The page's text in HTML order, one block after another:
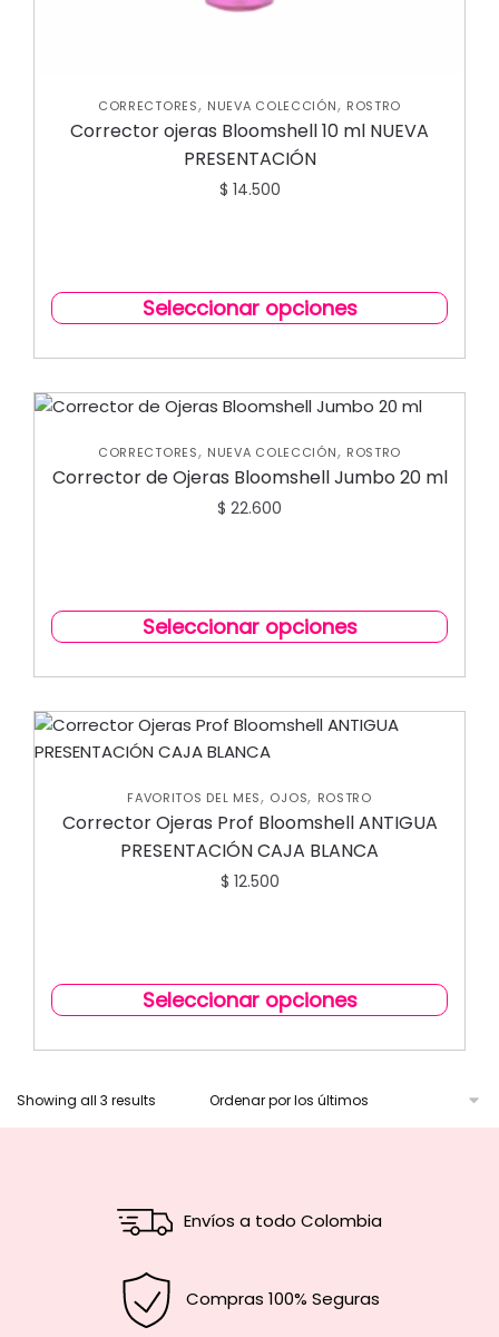
CORRECTORES, NUEVA COLECCIÓN, ROSTRO
Corrector ojeras Bloomshell 10 ml NUEVA
PRESENTACIÓN
$ 14.500
Seleccionar opciones
CORRECTORES, NUEVA COLECCIÓN, ROSTRO
Corrector de Ojeras Bloomshell Jumbo 20 ml
$ 22.600
Seleccionar opciones
FAVORITOS DEL MES, OJOS, ROSTRO
Corrector Ojeras Prof Bloomshell ANTIGUA
PRESENTACIÓN CAJA BLANCA
$ 12.500
Seleccionar opciones
Showing all 3 results
Envíos a todo Colombia
Compras 100% Seguras